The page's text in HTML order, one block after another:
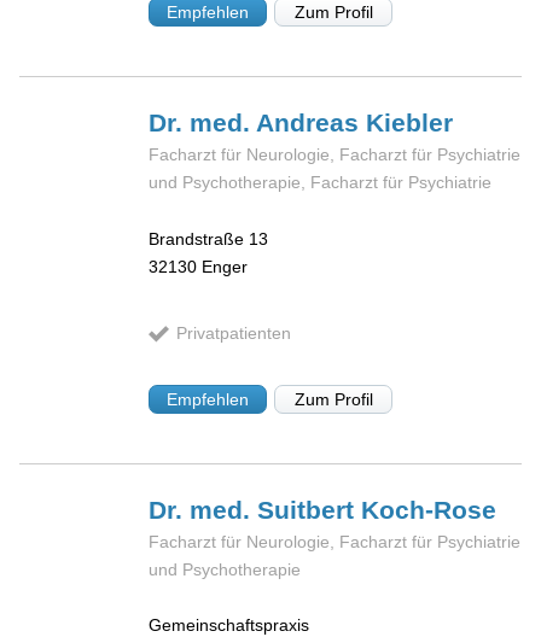
Empfehlen Zum Profil
Dr. med. Andreas Kiebler
Facharzt für Neurologie, Facharzt für Psychiatrie
und Psychotherapie, Facharzt für Psychiatrie
Brandstraße 13
32130 Enger
Privatpatienten
Empfehlen Zum Profil
Dr. med. Suitbert Koch-Rose
Facharzt für Neurologie, Facharzt für Psychiatrie
und Psychotherapie
Gemeinschaftspraxis